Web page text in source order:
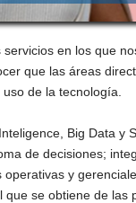
en los que
que las áreas
de la tecnología.
Big Data y
de decisiones;
y
se obtiene de las